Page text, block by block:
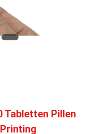
Tabletten Pillen